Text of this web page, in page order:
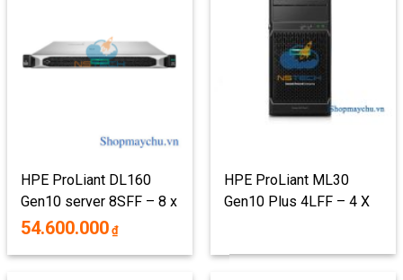
HPE ProLiant DL160
Gen10 server 8SFF – 8 x
2.5″
54.600.000 ₫
HPE ProLiant ML30
Gen10 Plus 4LFF – 4 X